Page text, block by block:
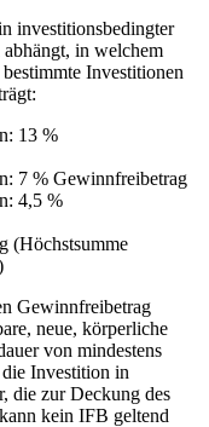
investitionsbedingter
in welchem
Investitionen
13 %
7 % Gewinnfreibetrag
4,5 %
(Höchstsumme
Gewinnfreibetrag
neue, körperliche
von mindestens
Investition in
die zur Deckung des
kein IFB geltend